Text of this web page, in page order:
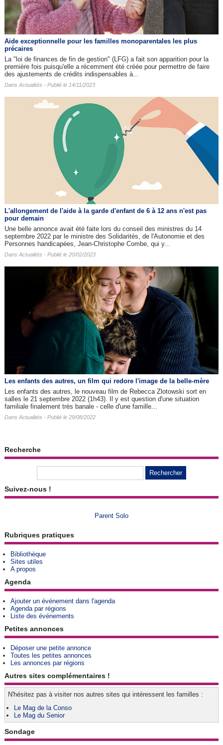
Aide exceptionnelle pour les familles monoparentales les plus
précaires
La "loi de finances de fin de gestion" (LFG) a fait son apparition pour la
première fois puisqu'elle a récemment été créée pour permettre de faire
des ajustements de crédits indispensables à...
Dans Actualités - Publié le 14/11/2023
L'allongement de l'aide à la garde d'enfant de 6 à 12 ans n'est pas
pour demain
Une belle annonce avait été faite lors du conseil des ministres du 14
septembre 2022 par le ministre des Solidarités, de l'Autonomie et des
Personnes handicapées, Jean-Christophe Combe, qui y...
Dans Actualités - Publié le 20/02/2023
Les enfants des autres​, un film qui redore l'image de la belle-mère
Les enfants des autres, le nouveau film de Rebecca Zlotowski sort en
salles le 21 septembre 2022 (1h43). Il y est question d'une situation
familiale finalement très banale - celle d'une famille...
Dans Actualités - Publié le 29/08/2022
Recherche
Suivez-nous !
Parent Solo
Rubriques pratiques
Bibliothèque
Sites utiles
A propos
Agenda
Ajouter un événement dans l'agenda
Agenda par régions
Liste des événements
Petites annonces
Déposer une petite annonce
Toutes les petites annonces
Les annonces par régions
Autres sites complémentaires !
N'hésitez pas à visiter nos autres sites qui intéressent les familles :
Le Mag de la Conso
Le Mag du Senior
Sondage